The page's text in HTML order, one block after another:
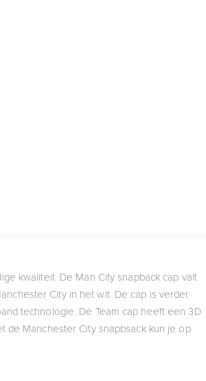
kwaliteit. De Man City snapback cap valt
City in het wit. De cap is verder
technologie. De Team cap heeft een 3D
Manchester City snapbsack kun je op